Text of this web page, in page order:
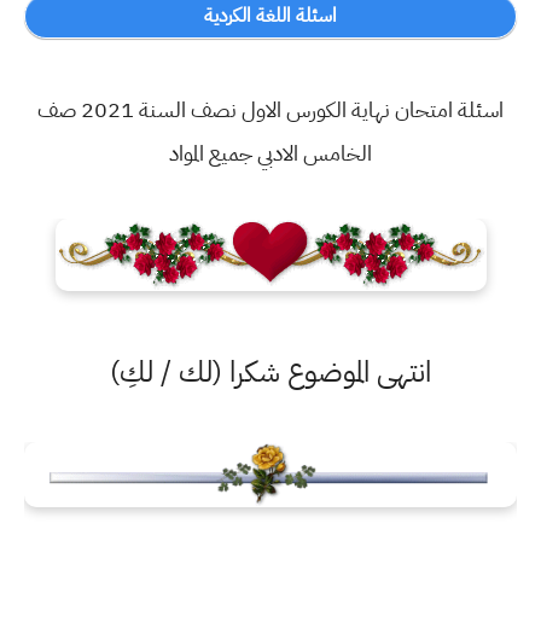
اسئلة اللغة الكردية
اسئلة امتحان نهاية الكورس الاول نصف السنة 2021 صف
الخامس الادبي جميع المواد
انتهى الموضوع شكرا (لك / لكِ)